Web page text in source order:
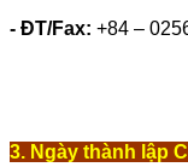
- ĐT/Fax: +84 –
3. Ngày thành lập